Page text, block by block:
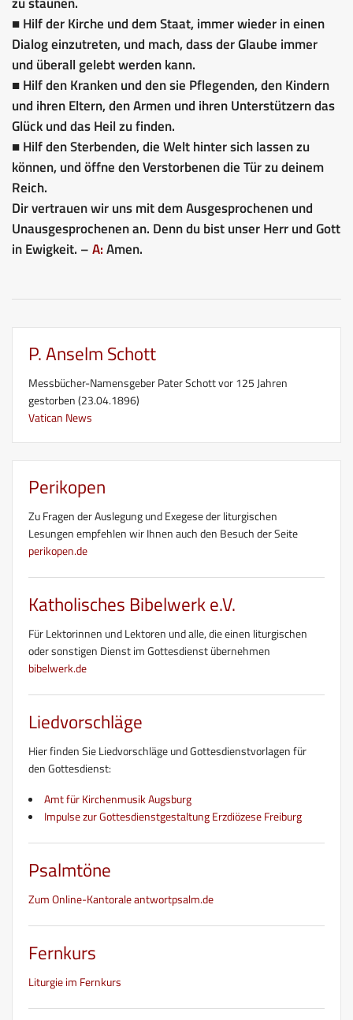
■ Hilf der Kirche und dem Staat, immer wieder in einen
Dialog einzutreten, und mach, dass der Glaube immer
und überall gelebt werden kann.
■ Hilf den Kranken und den sie Pflegenden, den Kindern
und ihren Eltern, den Armen und ihren Unterstützern das
Glück und das Heil zu finden.
■ Hilf den Sterbenden, die Welt hinter sich lassen zu
können, und öffne den Verstorbenen die Tür zu deinem
Reich.
Dir vertrauen wir uns mit dem Ausgesprochenen und
Unausgesprochenen an. Denn du bist unser Herr und Gott
in Ewigkeit. –A:Amen.
P. Anselm Schott
Messbücher-Namensgeber Pater Schott vor 125 Jahren
gestorben (23.04.1896)
Vatican News
Perikopen
Zu Fragen der Auslegung und Exegese der liturgischen
Lesungen empfehlen wir Ihnen auch den Besuch der Seite
perikopen.de
Katholisches Bibelwerk e.V.
Für Lektorinnen und Lektoren und alle, die einen liturgischen
oder sonstigen Dienst im Gottesdienst übernehmen
bibelwerk.de
Liedvorschläge
Hier finden Sie Liedvorschläge und Gottesdienstvorlagen für
den Gottesdienst:
Amt für Kirchenmusik Augsburg
Impulse zur Gottesdienstgestaltung Erzdiözese Freiburg
Psalmtöne
Zum Online-Kantorale antwortpsalm.de
Fernkurs
Liturgie im Fernkurs